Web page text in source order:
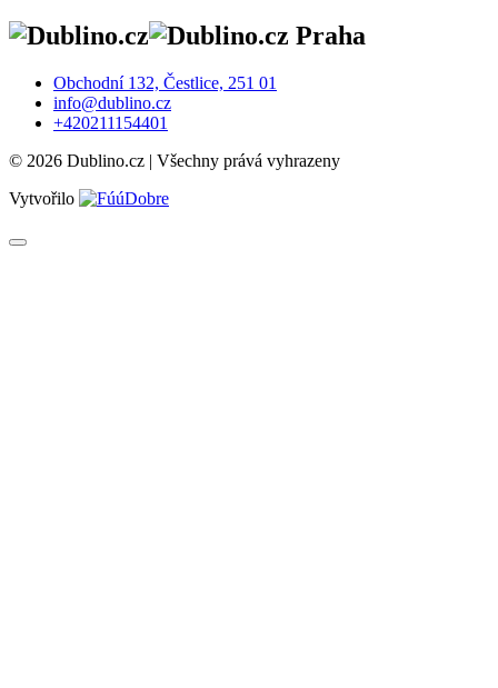
Praha
Obchodní 132, Čestlice, 251 01
info@dublino.cz
+420211154401
© 2026 Dublino.cz | Všechny prává vyhrazeny
Vytvořilo